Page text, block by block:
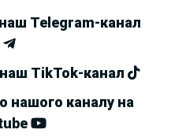
Telegram-канал
TikTok-канал
нашого каналу на